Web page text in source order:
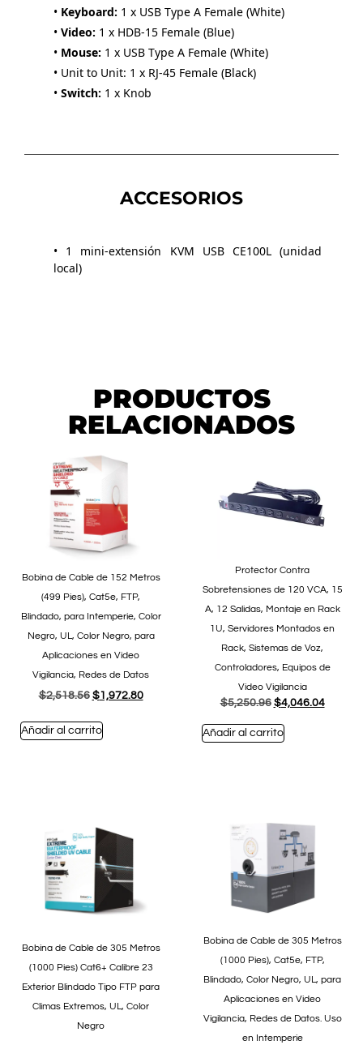
• Keyboard: 1 x USB Type A Female (White)
• Video: 1 x HDB-15 Female (Blue)
• Mouse: 1 x USB Type A Female (White)
• Unit to Unit: 1 x RJ-45 Female (Black)
• Switch: 1 x Knob
ACCESORIOS
• 1 mini-extensión KVM USB CE100L (unidad
local)
PRODUCTOS
RELACIONADOS
Bobina de Cable de 152 Metros
(499 Pies), Cat5e, FTP,
Blindado, para Intemperie, Color
Negro, UL, Color Negro, para
Aplicaciones en Video
Vigilancia, Redes de Datos
$2,518.56 $1,972.80
Añadir al carrito
Protector Contra
Sobretensiones de 120 VCA, 15
A, 12 Salidas, Montaje en Rack
1U, Servidores Montados en
Rack, Sistemas de Voz,
Controladores, Equipos de
Video Vigilancia
$5,250.96 $4,046.04
Añadir al carrito
Bobina de Cable de 305 Metros
(1000 Pies) Cat6+ Calibre 23
Exterior Blindado Tipo FTP para
Climas Extremos, UL, Color
Negro
Bobina de Cable de 305 Metros
(1000 Pies), Cat5e, FTP,
Blindado, Color Negro, UL, para
Aplicaciones en Video
Vigilancia, Redes de Datos. Uso
en Intemperie